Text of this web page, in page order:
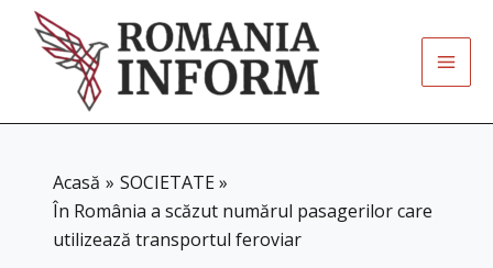
content
Acasă
SOCIETATE
În România a scăzut numărul pasagerilor care
utilizează transportul feroviar